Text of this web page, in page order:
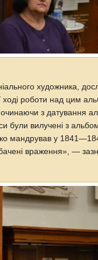
художника,
ході роботи над цим
з датування
були вилучені з
мандрував у
враження», —